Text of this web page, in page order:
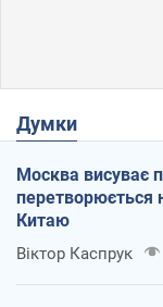
Думки
Москва висуває
перетворюється
Китаю
Віктор Каспрук